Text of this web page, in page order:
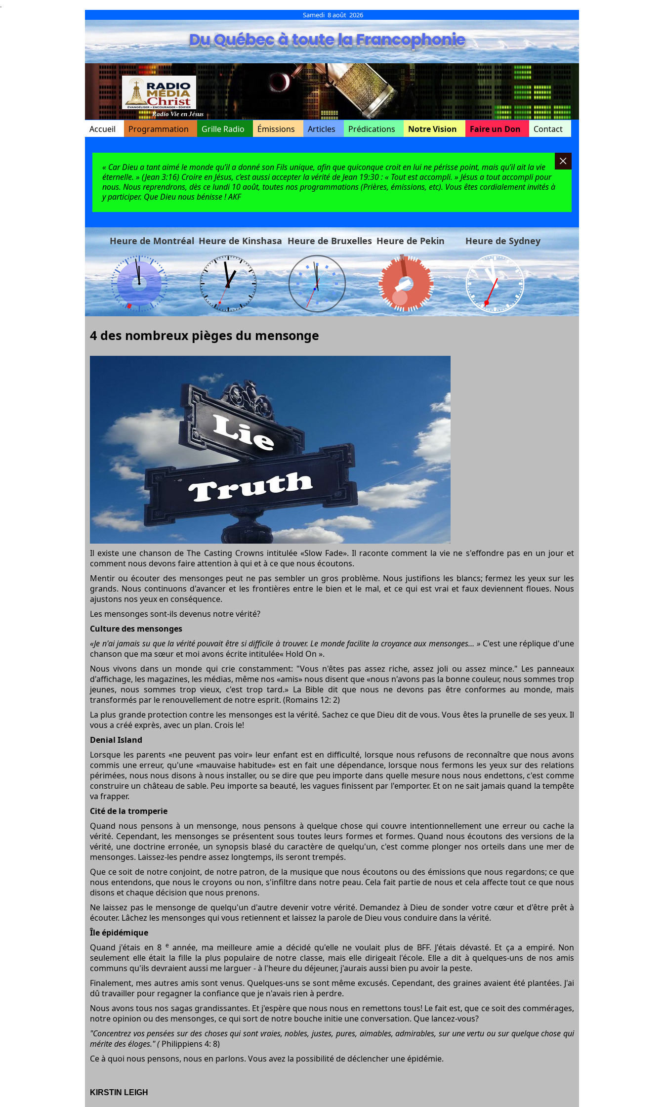
.
Samedi 8 août 2026
Du Québec à toute la Francophonie
Radio Vie en Jésus
Accueil Programmation Grille Radio Émissions Articles Prédications Notre Vision Faire un Don Contact
« Car Dieu a tant aimé le monde qu’il a donné son Fils unique, afin que quiconque croit en lui ne périsse point, mais qu’il ait la vie
éternelle. » (Jean 3:16) Croire en Jésus, c’est aussi accepter la vérité de Jean 19:30 : « Tout est accompli. » Jésus a tout accompli pour
nous. Nous reprendrons, dès ce lundi 10 août, toutes nos programmations (Prières, émissions, etc). Vous êtes cordialement invités à
y participer. Que Dieu nous bénisse ! AKF
Heure de Montréal Heure de Kinshasa Heure de Bruxelles Heure de Pekin Heure de Sydney
4 des nombreux pièges du mensonge
Il existe une chanson de The Casting Crowns intitulée «Slow Fade». Il raconte comment la vie ne s'effondre pas en un jour et
comment nous devons faire attention à qui et à ce que nous écoutons.
Mentir ou écouter des mensonges peut ne pas sembler un gros problème. Nous justifions les blancs; fermez les yeux sur les
grands. Nous continuons d'avancer et les frontières entre le bien et le mal, et ce qui est vrai et faux deviennent floues. Nous
ajustons nos yeux en conséquence.
Les mensonges sont-ils devenus notre vérité?
Culture des mensonges
«Je n'ai jamais su que la vérité pouvait être si difficile à trouver. Le monde facilite la croyance aux mensonges… » C'est une réplique d'une
chanson que ma sœur et moi avons écrite intitulée« Hold On ».
Nous vivons dans un monde qui crie constamment: "Vous n'êtes pas assez riche, assez joli ou assez mince." Les panneaux
d'affichage, les magazines, les médias, même nos «amis» nous disent que «nous n'avons pas la bonne couleur, nous sommes trop
jeunes, nous sommes trop vieux, c'est trop tard.» La Bible dit que nous ne devons pas être conformes au monde, mais
transformés par le renouvellement de notre esprit. (Romains 12: 2)
La plus grande protection contre les mensonges est la vérité. Sachez ce que Dieu dit de vous. Vous êtes la prunelle de ses yeux. Il
vous a créé exprès, avec un plan. Crois le!
Denial Island
Lorsque les parents «ne peuvent pas voir» leur enfant est en difficulté, lorsque nous refusons de reconnaître que nous avons
commis une erreur, qu'une «mauvaise habitude» est en fait une dépendance, lorsque nous fermons les yeux sur des relations
périmées, nous nous disons à nous installer, ou se dire que peu importe dans quelle mesure nous nous endettons, c'est comme
construire un château de sable. Peu importe sa beauté, les vagues finissent par l'emporter. Et on ne sait jamais quand la tempête
va frapper.
Cité de la tromperie
Quand nous pensons à un mensonge, nous pensons à quelque chose qui couvre intentionnellement une erreur ou cache la
vérité. Cependant, les mensonges se présentent sous toutes leurs formes et formes. Quand nous écoutons des versions de la
vérité, une doctrine erronée, un synopsis blasé du caractère de quelqu'un, c'est comme plonger nos orteils dans une mer de
mensonges. Laissez-les pendre assez longtemps, ils seront trempés.
Que ce soit de notre conjoint, de notre patron, de la musique que nous écoutons ou des émissions que nous regardons; ce que
nous entendons, que nous le croyons ou non, s'infiltre dans notre peau. Cela fait partie de nous et cela affecte tout ce que nous
disons et chaque décision que nous prenons.
Ne laissez pas le mensonge de quelqu'un d'autre devenir votre vérité. Demandez à Dieu de sonder votre cœur et d'être prêt à
écouter. Lâchez les mensonges qui vous retiennent et laissez la parole de Dieu vous conduire dans la vérité.
Île épidémique
Quand j'étais en 8 eannée, ma meilleure amie a décidé qu'elle ne voulait plus de BFF. J'étais dévasté. Et ça a empiré. Non
seulement elle était la fille la plus populaire de notre classe, mais elle dirigeait l'école. Elle a dit à quelques-uns de nos amis
communs qu'ils devraient aussi me larguer - à l'heure du déjeuner, j'aurais aussi bien pu avoir la peste.
Finalement, mes autres amis sont venus. Quelques-uns se sont même excusés. Cependant, des graines avaient été plantées. J'ai
dû travailler pour regagner la confiance que je n'avais rien à perdre.
Nous avons tous nos sagas grandissantes. Et j'espère que nous nous en remettons tous! Le fait est, que ce soit des commérages,
notre opinion ou des mensonges, ce qui sort de notre bouche initie une conversation. Que lancez-vous?
"Concentrez vos pensées sur des choses qui sont vraies, nobles, justes, pures, aimables, admirables, sur une vertu ou sur quelque chose qui
mérite des éloges." (Philippiens 4: 8)
Ce à quoi nous pensons, nous en parlons. Vous avez la possibilité de déclencher une épidémie.
KIRSTIN LEIGH